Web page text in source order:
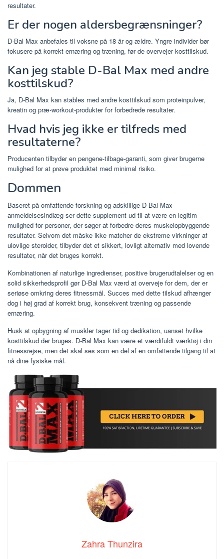
resultater.
Er der nogen aldersbegrænsninger?
D-Bal Max anbefales til voksne på 18 år og ældre. Yngre individer bør
fokusere på korrekt ernæring og træning, før de overvejer kosttilskud.
Kan jeg stable D-Bal Max med andre
kosttilskud?
Ja, D-Bal Max kan stables med andre kosttilskud som proteinpulver,
kreatin og præ-workout-produkter for forbedrede resultater.
Hvad hvis jeg ikke er tilfreds med
resultaterne?
Producenten tilbyder en pengene-tilbage-garanti, som giver brugerne
mulighed for at prøve produktet med minimal risiko.
Dommen
Baseret på omfattende forskning og adskillige D-Bal Max-
anmeldelsesindlæg ser dette supplement ud til at være en legitim
mulighed for personer, der søger at forbedre deres muskelopbyggende
resultater. Selvom det måske ikke matcher de ekstreme virkninger af
ulovlige steroider, tilbyder det et sikkert, lovligt alternativ med lovende
resultater, når det bruges korrekt.
Kombinationen af ​​naturlige ingredienser, positive brugerudtalelser og en
solid sikkerhedsprofil gør D-Bal Max værd at overveje for dem, der er
seriøse omkring deres fitnessmål. Succes med dette tilskud afhænger
dog i høj grad af korrekt brug, konsekvent træning og passende
ernæring.
Husk at opbygning af muskler tager tid og dedikation, uanset hvilke
kosttilskud der bruges. D-Bal Max kan være et værdifuldt værktøj i din
fitnessrejse, men det skal ses som en del af en omfattende tilgang til at
nå dine fysiske mål.
Zahra Thunzira